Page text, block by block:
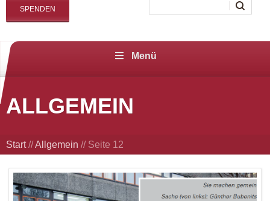
SPENDEN
Menü
ALLGEMEIN
Start//Allgemein // Seite 12